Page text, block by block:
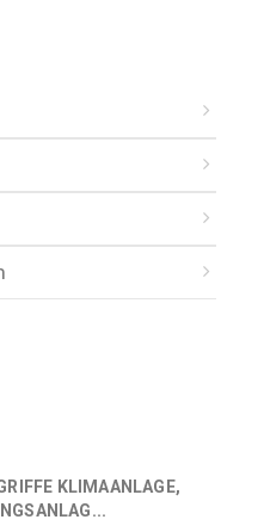
KLIMAANLAGE,